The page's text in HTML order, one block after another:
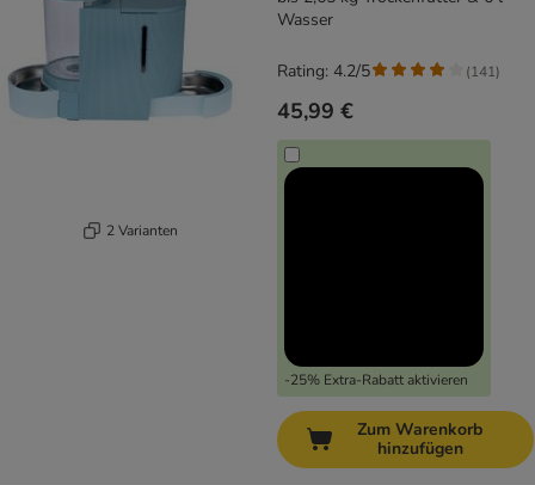
2 Varianten
Wasser
45,99 €
-25% Extra-Rabatt aktivieren
Rating: 4.2/5 (141)
Zum Warenkorb
hinzufügen